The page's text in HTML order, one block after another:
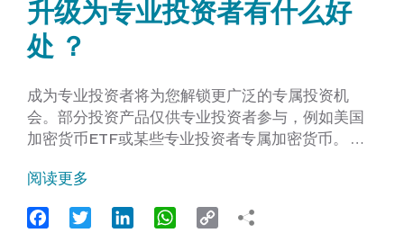
升级为专业投资者有什么好
处 ？
成为专业投资者将为您解锁更广泛的专属投资机
会。部分投资产品仅供专业投资者参与，例如美国
加密货币ETF或某些专业投资者专属加密货币。 …
阅读更多
FacebookTwitter LinkedIn WhatsApp
Copy